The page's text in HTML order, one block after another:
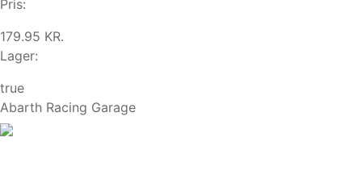
Pris:
179.95 KR.
Lager:
true
Abarth Racing Garage